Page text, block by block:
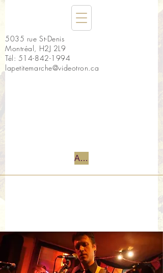
5035 rue St-Denis
Montréal, H2J 2L9
Tél: 514-842-1994
lapetitemarche@videotron.ca
Accueil